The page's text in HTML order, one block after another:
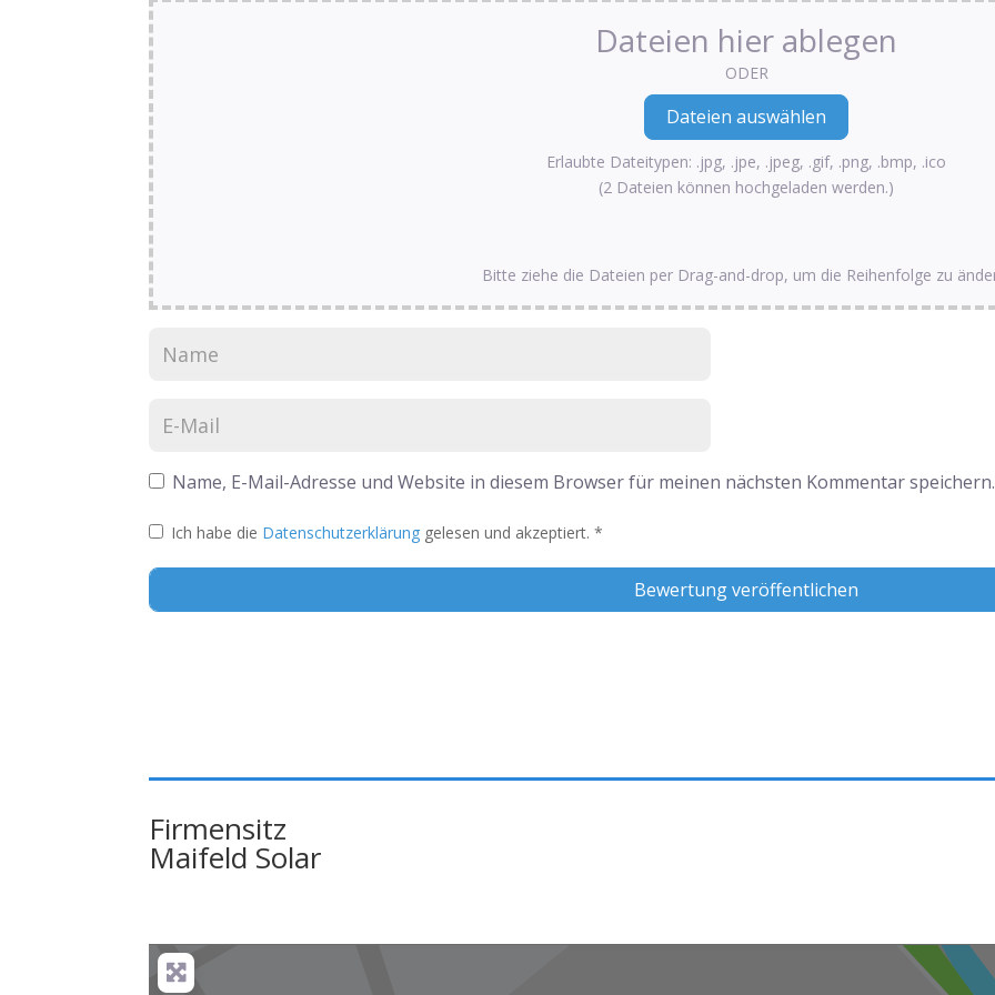
Dateien hier ablegen
ODER
Erlaubte Dateitypen: .jpg, .jpe, .jpeg, .gif, .png, .bmp, .ico
(2 Dateien können hochgeladen werden.)
Bitte ziehe die Dateien per Drag-and-drop, um die Reihenfolge zu
Name, E-Mail-Adresse und Website in diesem Browser für meinen nächsten Kommentar speichern.
Ich habe die Datenschutzerklärung gelesen und akzeptiert. *
Firmensitz
Maifeld Solar